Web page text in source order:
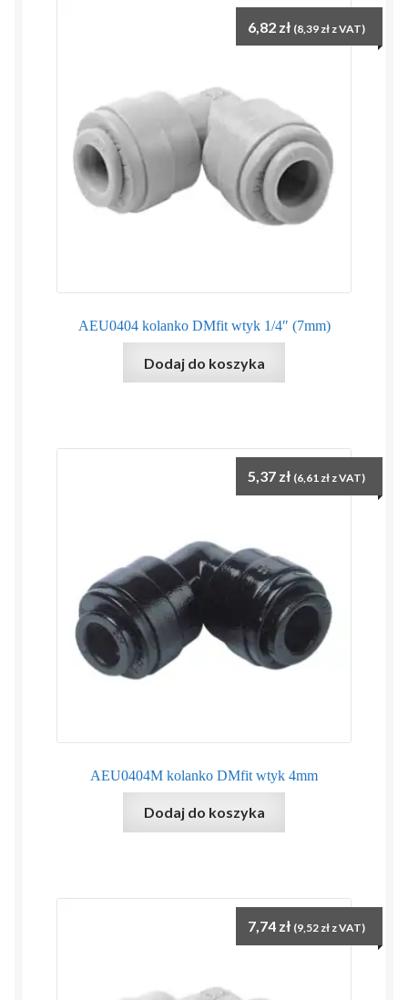
AEU0404 kolanko DMfit wtyk 1/4″ (7mm)
6,82 zł (8,39 zł z VAT)
Dodaj do koszyka
AEU0404M kolanko DMfit wtyk 4mm
5,37 zł (6,61złz VAT)
Dodaj do koszyka
7,74 zł (9,52złz VAT)